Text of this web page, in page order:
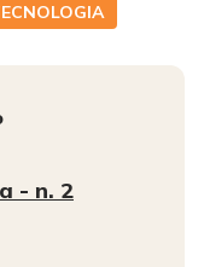
- n. 2